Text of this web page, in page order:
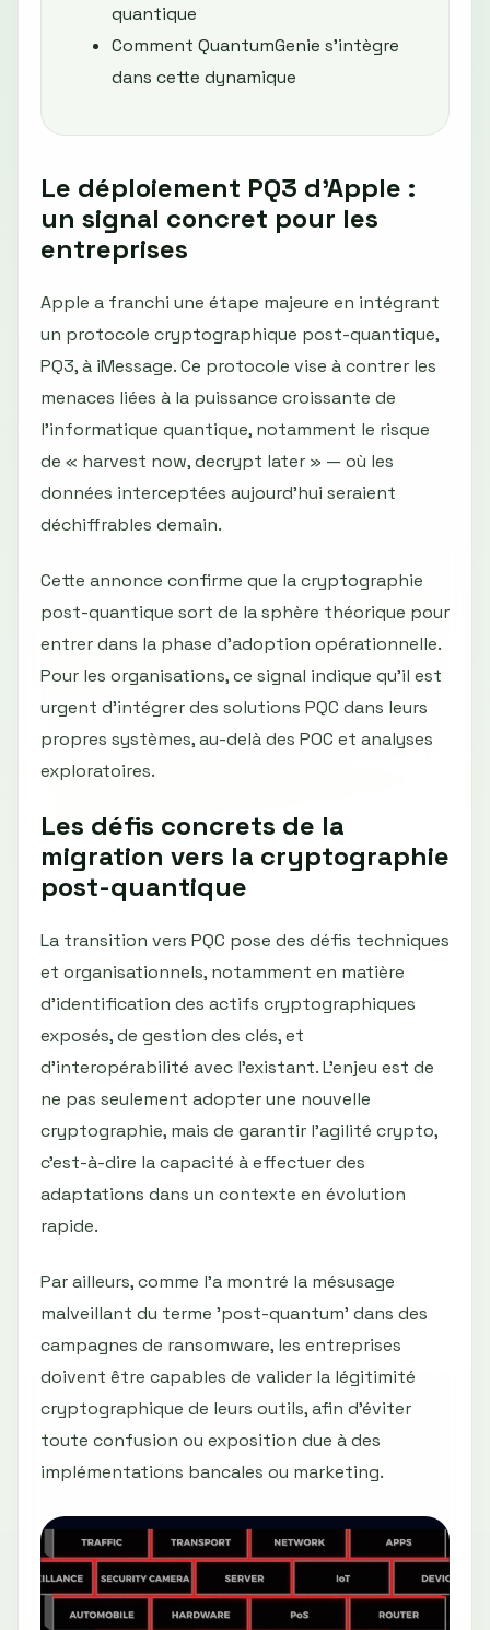
quantique
Comment QuantumGenie s’intègre
dans cette dynamique
Le déploiement PQ3 d’Apple :
un signal concret pour les
entreprises
Apple a franchi une étape majeure en intégrant
un protocole cryptographique post-quantique,
PQ3, à iMessage. Ce protocole vise à contrer les
menaces liées à la puissance croissante de
l’informatique quantique, notamment le risque
de « harvest now, decrypt later » — où les
données interceptées aujourd’hui seraient
déchiffrables demain.
Cette annonce confirme que la cryptographie
post-quantique sort de la sphère théorique pour
entrer dans la phase d’adoption opérationnelle.
Pour les organisations, ce signal indique qu’il est
urgent d’intégrer des solutions PQC dans leurs
propres systèmes, au-delà des POC et analyses
exploratoires.
Les défis concrets de la
migration vers la cryptographie
post-quantique
La transition vers PQC pose des défis techniques
et organisationnels, notamment en matière
d’identification des actifs cryptographiques
exposés, de gestion des clés, et
d’interopérabilité avec l’existant. L’enjeu est de
ne pas seulement adopter une nouvelle
cryptographie, mais de garantir l’agilité crypto,
c’est-à-dire la capacité à effectuer des
adaptations dans un contexte en évolution
rapide.
Par ailleurs, comme l’a montré la mésusage
malveillant du terme 'post-quantum' dans des
campagnes de ransomware, les entreprises
doivent être capables de valider la légitimité
cryptographique de leurs outils, afin d’éviter
toute confusion ou exposition due à des
implémentations bancales ou marketing.